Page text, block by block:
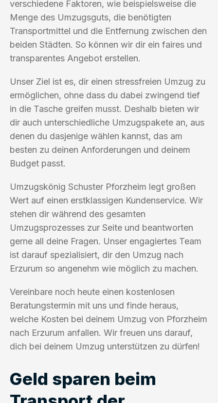
verschiedene Faktoren, wie beispielsweise die
Menge des Umzugsguts, die benötigten
Transportmittel und die Entfernung zwischen den
beiden Städten. So können wir dir ein faires und
transparentes Angebot erstellen.
Unser Ziel ist es, dir einen stressfreien Umzug zu
ermöglichen, ohne dass du dabei zwingend tief
in die Tasche greifen musst. Deshalb bieten wir
dir auch unterschiedliche Umzugspakete an, aus
denen du dasjenige wählen kannst, das am
besten zu deinen Anforderungen und deinem
Budget passt.
Umzugskönig Schuster Pforzheim legt großen
Wert auf einen erstklassigen Kundenservice. Wir
stehen dir während des gesamten
Umzugsprozesses zur Seite und beantworten
gerne all deine Fragen. Unser engagiertes Team
ist darauf spezialisiert, dir den Umzug nach
Erzurum so angenehm wie möglich zu machen.
Vereinbare noch heute einen kostenlosen
Beratungstermin mit uns und finde heraus,
welche Kosten bei deinem Umzug von Pforzheim
nach Erzurum anfallen. Wir freuen uns darauf,
dich bei deinem Umzug unterstützen zu dürfen!
Geld sparen beim